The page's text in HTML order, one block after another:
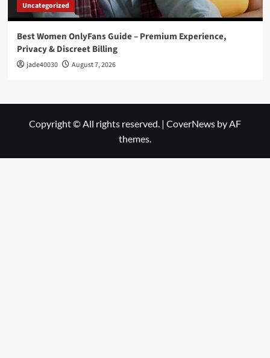
Uncategorized
Best Women OnlyFans Guide – Premium Experience,
Privacy & Discreet Billing
jade40030 August 7, 2026
Copyright © All rights reserved. | CoverNews by AF
themes.